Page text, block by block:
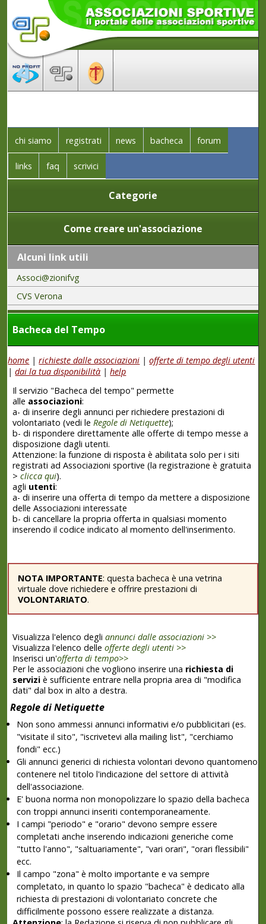
chi siamo registrati news bacheca forum
links faq scrivici
Categorie
Come creare un'associazione
Alcuni link utili
Associ@zionifvg
CVS Verona
Bacheca del Tempo
home |richieste dalle associazioni |offerte di tempo degli utenti
|dai la tua disponibilità |help
Il servizio "Bacheca del tempo" permette
alle associazioni:
a- di inserire degli annunci per richiedere prestazioni di
volontariato (vedi le Regole di Netiquette);
b- di rispondere direttamente alle offerte di tempo messe a
disposizione dagli utenti.
Attenzione: la funzione di risposta è abilitata solo per i siti
registrati ad Associazioni sportive (la registrazione è gratuita
> clicca qui).
agli utenti:
a- di inserire una offerta di tempo da mettere a disposizione
delle Associazioni interessate
b- di cancellare la propria offerta in qualsiasi momento
inserendo il codice indicato al momento dell'inserimento.
NOTA IMPORTANTE: questa bacheca è una vetrina
virtuale dove richiedere e offrire prestazioni di
VOLONTARIATO.
Visualizza l'elenco degli annunci dalle associazioni >>
Visualizza l'elenco delle offerte degli utenti >>
Inserisci un'offerta di tempo>>
Per le associazioni che vogliono inserire una richiesta di
serviziè sufficiente entrare nella propria area di "modifica
dati" dal box in alto a destra.
Regole di Netiquette
Non sono ammessi annunci informativi e/o pubblicitari (es.
"visitate il sito", "iscrivetevi alla mailing list", "cerchiamo
fondi" ecc.)
Gli annunci generici di richiesta volontari devono quantomeno
contenere nel titolo l'indicazione del settore di attività
dell'associazione.
E' buona norma non monopolizzare lo spazio della bacheca
con troppi annunci inseriti contemporaneamente.
I campi "periodo" e "orario" devono sempre essere
completati anche inserendo indicazioni generiche come
"tutto l'anno", "saltuariamente", "vari orari", "orari flessibili"
ecc.
Il campo "zona" è molto importante e va sempre
completato, in quanto lo spazio "bacheca" è dedicato alla
richiesta di prestazioni di volontariato concrete che
difficilmente possono essere realizzate a distanza.